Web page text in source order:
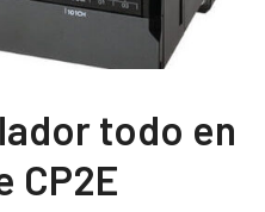
todo en
CP2E